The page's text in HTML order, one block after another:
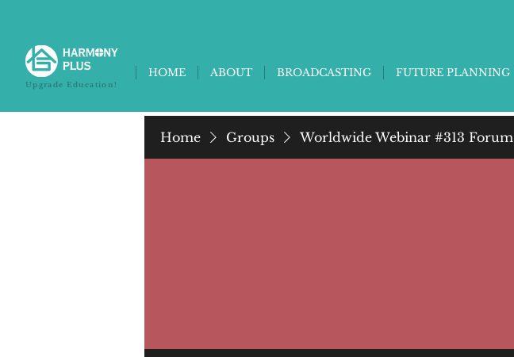
HOME ABOUT BROADCASTING FUTURE PLANNING
Upgrade Education!
Home Groups Worldwide Webinar #313 Forum